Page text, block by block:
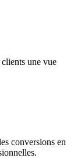
une vue
conversions en